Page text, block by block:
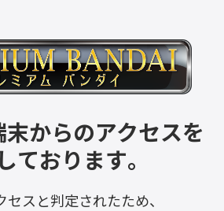
からのアクセスを
ております。
セスと判定されたため、